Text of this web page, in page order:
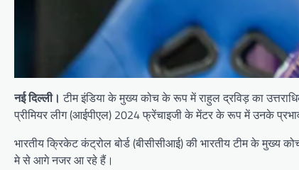
नई दिल्ली। टीम इंडिया के मुख्य कोच के रूप में राहुल द्रविड़ का
प्रीमियर लीग (आईपीएल) 2024 फ्रेंचाइजी के मेंटर के रूप में उनके
भारतीय क्रिकेट कंट्रोल बोर्ड (बीसीसीआई) की भारतीय टीम के
मे से आगे नजर आ रहे हैं।